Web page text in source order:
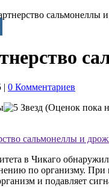
| 0 Комментариев
(Оценок пока
сальмонеллы и
в Чикаго
по организму.
и подавляет